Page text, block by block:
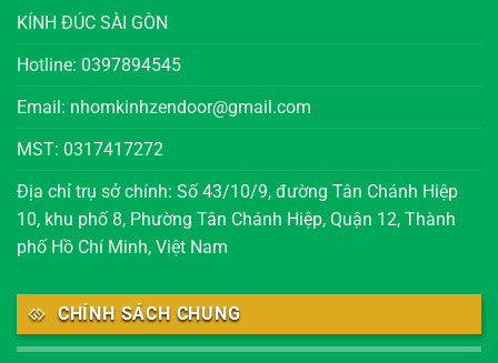
KÍNH ĐÚC SÀI GÒN
Hotline: 0397894545
Email: nhomkinhzendoor@gmail.com
MST: 0317417272
Địa chỉ trụ sở chính: Số 43/10/9, đường Tân Chánh Hiệp
10, khu phố 8, Phường Tân Chánh Hiệp, Quận 12, Thành
phố Hồ Chí Minh, Việt Nam
CHÍNH SÁCH CHUNG